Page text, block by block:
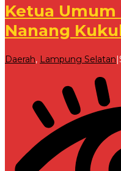
Ketua Umum
Nanang
Daerah, Lampung Selatan|